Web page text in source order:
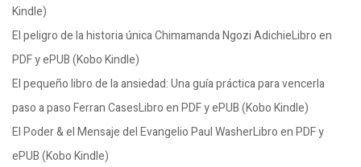
Kindle)
El peligro de la historia única Chimamanda Ngozi AdichieLibro en
PDF y ePUB (Kobo Kindle)
El pequeño libro de la ansiedad: Una guía práctica para vencerla
paso a paso Ferran CasesLibro en PDF y ePUB (Kobo Kindle)
El Poder & el Mensaje del Evangelio Paul WasherLibro en PDF y
ePUB (Kobo Kindle)